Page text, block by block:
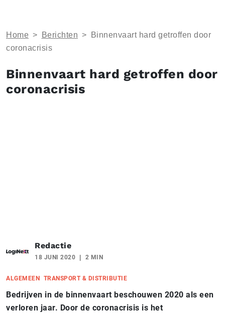
Home > Berichten >
Binnenvaart hard getroffen door
coronacrisis
Binnenvaart hard getroffen door
coronacrisis
Redactie
18 JUNI 2020 2 MIN
ALGEMEEN TRANSPORT & DISTRIBUTIE
Bedrijven in de binnenvaart beschouwen 2020 als een
verloren jaar. Door de coronacrisis is het